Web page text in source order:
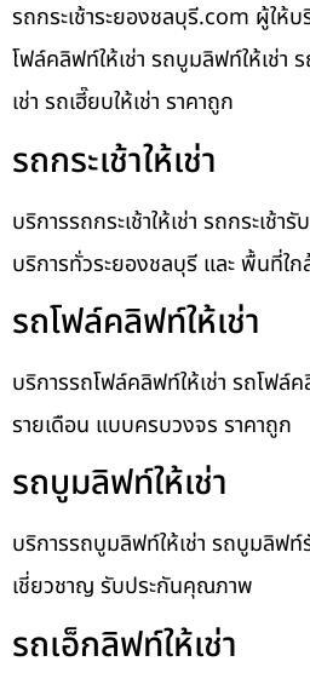
รถกระเช้าระยองชลบุรี.com ผู้ให้บ
โฟล์คลิฟท์ให้เช่า รถบูมลิฟท์ให้เช่า
เช่า รถเฮี๊ยบให้เช่า ราคาถูก
รถกระเช้าให้เช่า
บริการรถกระเช้าให้เช่า รถกระเช้า
บริการทั่วระยองชลบุรี และ พื้นที่ใก
รถโฟล์คลิฟท์ให้เช่า
บริการรถโฟล์คลิฟท์ให้เช่า รถโฟล์
รายเดือน แบบครบวงจร ราคาถูก
รถบูมลิฟท์ให้เช่า
บริการรถบูมลิฟท์ให้เช่า รถบูมลิฟ
เชี่ยวชาญ รับประกันคุณภาพ
รถเอ็กลิฟท์ให้เช่า